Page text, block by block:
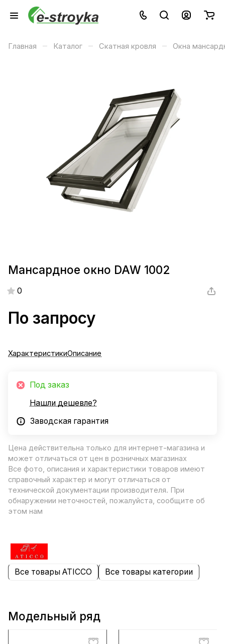
Главная – Каталог – Скатная кровля – Окна
Мансардное окно DAW 1002
0
По запросу
ХарактеристикиОписание
Под заказ
Нашли дешевле?
Заводская гарантия
Цена действительна только для интернет-магазина и
может отличаться от цен в розничных магазинах
Все фото, описания и характеристики товаров имеют
справочный характер и могут отличаться от
технической документации производителя. При
обнаружении неточностей, пожалуйста, сообщите об
этом нам
Все товары ATICCO Все товары категории
Модельный ряд